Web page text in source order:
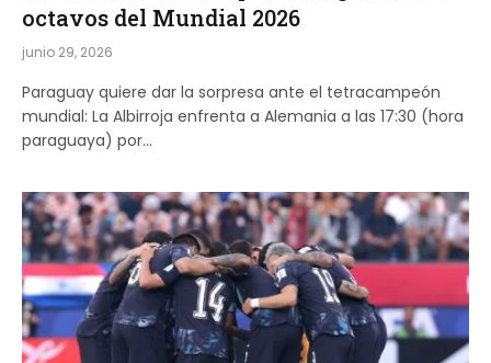
octavos del Mundial 2026
junio 29, 2026
Paraguay quiere dar la sorpresa ante el tetracampeón
mundial: La Albirroja enfrenta a Alemania a las 17:30 (hora
paraguaya) por…